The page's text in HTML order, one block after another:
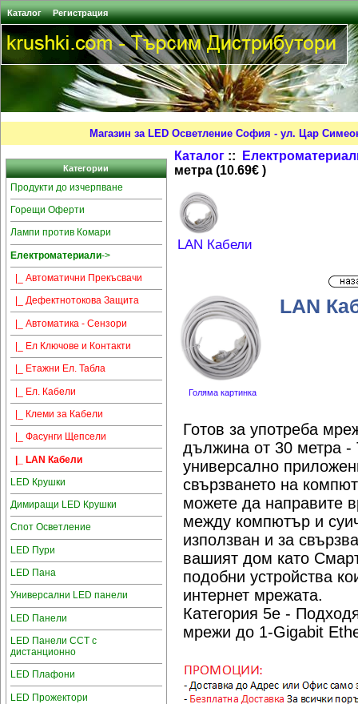
Каталог Регистрация
Магазин за LED Осветление София - ул. Цар
Категории
Продукти до изчерпване
Горещи Оферти
Лампи против Комари
Електроматериали->
|_ Автоматични Прекъсвачи
|_ Дефектнотокова Защита
|_ Автоматика - Сензори
|_ Ел Ключове и Контакти
|_ Етажни Ел. Табла
|_ Ел. Кабели
|_ Клеми за Кабели
|_ Фасунги Щепсели
|_ LAN Кабели
LED Крушки
Димиращи LED Крушки
Спот Осветление
LED Пури
LED Пана
Универсални LED панели
LED Панели
LED Панели CCT с
дистанционно
LED Плафони
LED Прожектори
Каталог ::
метра (10.69€ )
LAN Кабели
Голяма картинка
LAN
Готов за употреба
дължина от 30 метра -
универсално
свързването на
можете да направите
между компютър и
използван и за
вашият дом като
подобни устройства
интернет мрежата.
Категория 5e -
мрежи до 1-Gigabit